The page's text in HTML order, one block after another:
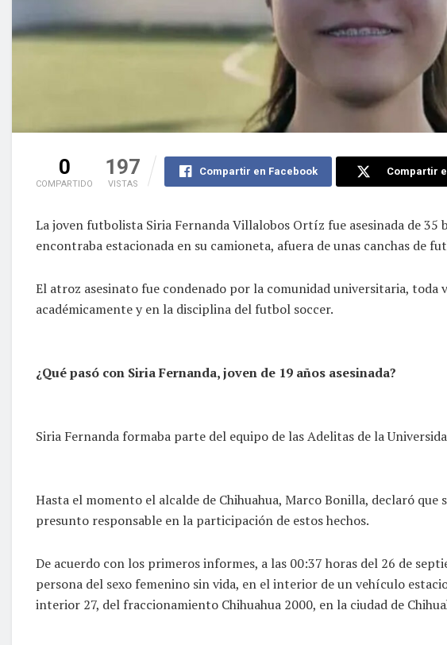
0
COMPARTIDO
197
VISTAS
Compartir en Facebook Compartir
La joven futbolista Siria Fernanda Villalobos Ortíz fue asesinada de 35
encontraba estacionada en su camioneta, afuera de unas canchas de
El atroz asesinato fue condenado por la comunidad universitaria, toda
académicamente y en la disciplina del futbol soccer.
¿Qué pasó con Siria Fernanda, joven de 19 años asesinada?
Siria Fernanda formaba parte del equipo de las Adelitas de la
Hasta el momento el alcalde de Chihuahua, Marco Bonilla, declaró que
presunto responsable en la participación de estos hechos.
De acuerdo con los primeros informes, a las 00:37 horas del 26 de
persona del sexo femenino sin vida, en el interior de un vehículo
interior 27, del fraccionamiento Chihuahua 2000, en la ciudad de